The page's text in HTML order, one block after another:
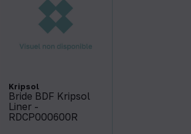
Kripsol
Bride BDF Kripsol
Liner -
RDCP000600R